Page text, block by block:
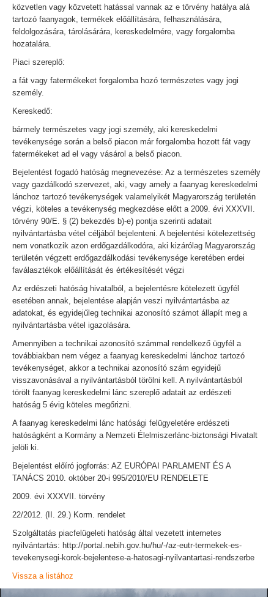
közvetlen vagy közvetett hatással vannak az e törvény hatálya alá
tartozó faanyagok, termékek előállítására, felhasználására,
feldolgozására, tárolásárára, kereskedelmére, vagy forgalomba
hozatalára.
Piaci szereplő:
a fát vagy fatermékeket forgalomba hozó természetes vagy jogi
személy.
Kereskedő:
bármely természetes vagy jogi személy, aki kereskedelmi
tevékenysége során a belső piacon már forgalomba hozott fát vagy
fatermékeket ad el vagy vásárol a belső piacon.
Bejelentést fogadó hatóság megnevezése: Az a természetes személy
vagy gazdálkodó szervezet, aki, vagy amely a faanyag kereskedelmi
lánchoz tartozó tevékenységek valamelyikét Magyarország területén
végzi, köteles a tevékenység megkezdése előtt a 2009. évi XXXVII.
törvény 90/E. § (2) bekezdés b)-e) pontja szerinti adatait
nyilvántartásba vétel céljából bejelenteni. A bejelentési kötelezettség
nem vonatkozik azon erdőgazdálkodóra, aki kizárólag Magyarország
területén végzett erdőgazdálkodási tevékenysége keretében erdei
faválasztékok előállítását és értékesítését végzi
Az erdészeti hatóság hivatalból, a bejelentésre kötelezett ügyfél
esetében annak, bejelentése alapján veszi nyilvántartásba az
adatokat, és egyidejűleg technikai azonosító számot állapít meg a
nyilvántartásba vétel igazolására.
Amennyiben a technikai azonosító számmal rendelkező ügyfél a
továbbiakban nem végez a faanyag kereskedelmi lánchoz tartozó
tevékenységet, akkor a technikai azonosító szám egyidejű
visszavonásával a nyilvántartásból törölni kell. A nyilvántartásból
törölt faanyag kereskedelmi lánc szereplő adatait az erdészeti
hatóság 5 évig köteles megőrizni.
A faanyag kereskedelmi lánc hatósági felügyeletére erdészeti
hatóságként a Kormány a Nemzeti Élelmiszerlánc-biztonsági Hivatalt
jelöli ki.
Bejelentést előíró jogforrás: AZ EURÓPAI PARLAMENT ÉS A
TANÁCS 2010. október 20-i 995/2010/EU RENDELETE
2009. évi XXXVII. törvény
22/2012. (II. 29.) Korm. rendelet
Szolgáltatás piacfelügeleti hatóság által vezetett internetes
nyilvántartás: http://portal.nebih.gov.hu/hu/-/az-eutr-termekek-es-
tevekenysegi-korok-bejelentese-a-hatosagi-nyilvantartasi-rendszerbe
Vissza a listához